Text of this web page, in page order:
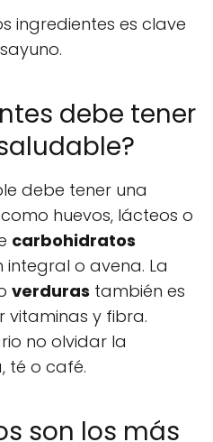
ingredientes es clave
debe tener
debe tener una
como huevos, lácteos o
carbohidratos
o avena. La
verduras también es
y fibra.
no olvidar la
té o café.
son los más